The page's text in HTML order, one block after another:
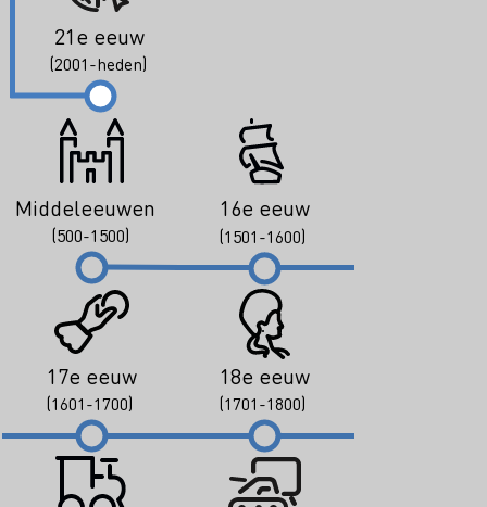
21e eeuw
(2001-heden)
Middeleeuwen
(500-1500)
16e eeuw
(1501-1600)
17e eeuw
(1601-1700)
18e eeuw
(1701-1800)